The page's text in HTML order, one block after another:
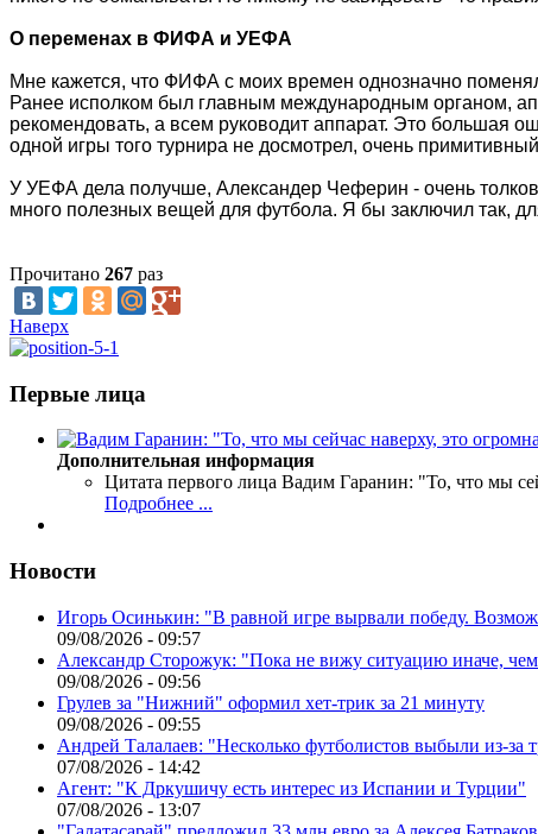
О переменах в ФИФА и УЕФА
Мне кажется, что ФИФА с моих времен однозначно
Ранее исполком был главным международным органом,
рекомендовать, а всем руководит аппарат. Это большая
одной игры того турнира не досмотрел, очень
У УЕФА дела получше, Александер Чеферин - очень
много полезных вещей для футбола. Я бы заключил так,
Прочитано 267 раз
Наверх
Первые лица
Дополнительная информация
Цитата первого лица Вадим Гаранин: "То, что мы
Подробнее ...
Новости
Игорь Осинькин: "В равной игре вырвали победу.
09/08/2026 - 09:57
Александр Сторожук: "Пока не вижу ситуацию иначе,
09/08/2026 - 09:56
Грулев за "Нижний" оформил хет-трик за 21 минуту
09/08/2026 - 09:55
Андрей Талалаев: "Несколько футболистов выбыли из-
07/08/2026 - 14:42
Агент: "К Дркушичу есть интерес из Испании и Турции"
07/08/2026 - 13:07